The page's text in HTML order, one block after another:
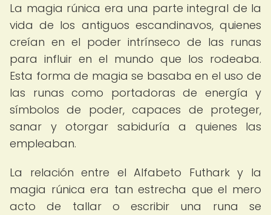
La magia rúnica era una parte integral de la
vida de los antiguos escandinavos, quienes
creían en el poder intrínseco de las runas
para influir en el mundo que los rodeaba.
Esta forma de magia se basaba en el uso de
las runas como portadoras de energía y
símbolos de poder, capaces de proteger,
sanar y otorgar sabiduría a quienes las
empleaban.
La relación entre el Alfabeto Futhark y la
magia rúnica era tan estrecha que el mero
acto de tallar o escribir una runa se